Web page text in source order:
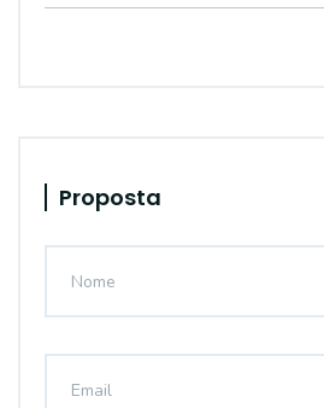
Proposta